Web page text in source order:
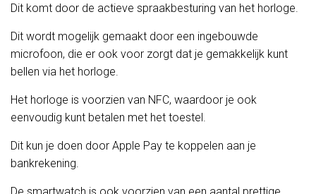
Dit komt door de actieve spraakbesturing van het horloge.
Dit wordt mogelijk gemaakt door een ingebouwde
microfoon, die er ook voor zorgt dat je gemakkelijk kunt
bellen via het horloge.
Het horloge is voorzien van NFC, waardoor je ook
eenvoudig kunt betalen met het toestel.
Dit kun je doen door Apple Pay te koppelen aan je
bankrekening.